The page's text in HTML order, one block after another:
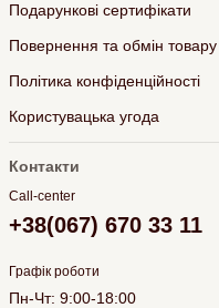
Подарункові сертифікати
Повернення та обмін товару
Політика конфіденційності
Користувацька угода
Контакти
Call-center
+38(067) 670 33 11
Графік роботи
Пн-Чт: 9:00-18:00